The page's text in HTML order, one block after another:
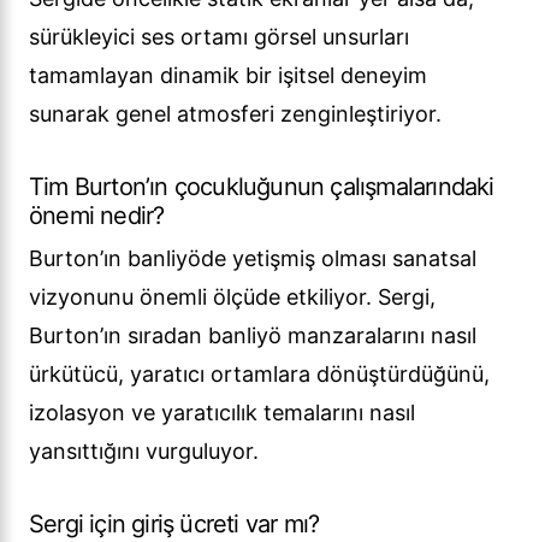
sürükleyici ses ortamı görsel unsurları
tamamlayan dinamik bir işitsel deneyim
sunarak genel atmosferi zenginleştiriyor.
Tim Burton’ın çocukluğunun çalışmalarındaki
önemi nedir?
Burton’ın banliyöde yetişmiş olması sanatsal
vizyonunu önemli ölçüde etkiliyor. Sergi,
Burton’ın sıradan banliyö manzaralarını nasıl
ürkütücü, yaratıcı ortamlara dönüştürdüğünü,
izolasyon ve yaratıcılık temalarını nasıl
yansıttığını vurguluyor.
Sergi için giriş ücreti var mı?